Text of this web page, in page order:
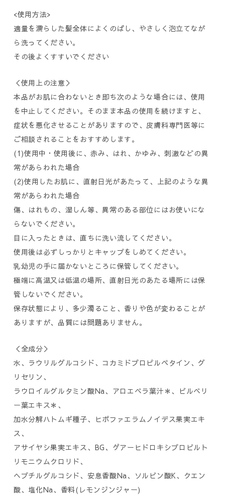
<使用方法>
適量を濡らした髪全体によくのばし、やさしく泡立てなが
ら洗ってください。
その後よくすすいでください
＜使用上の注意＞
本品がお肌に合わないとき即ち次のような場合には、使用
を中止してください。そのまま本品の使用を続けますと、
症状を悪化させることがありますので、皮膚科専門医等に
ご相談されることをおすすめします。
(1)使用中・使用後に、赤み、はれ、かゆみ、刺激などの異
常があらわれた場合
(2)使用したお肌に、直射日光があたって、上記のような異
常があらわれた場合
傷、はれもの、湿しん等、異常のある部位にはお使いにな
らないでください。
目に入ったときは、直ちに洗い流してください。
使用後は必ずしっかりとキャップをしめてください。
乳幼児の手に届かないところに保管してください。
極端に高温又は低温の場所、直射日光のあたる場所には保
管しないでください。
保存状態により、多少濁ること、香りや色が変わることが
ありますが、品質には問題ありません。
＜全成分＞
水、ラウリルグルコシド、コカミドプロピルペタイン、グ
リセリン、
ラウロイルグルタミン酸Na、アロエベラ葉汁＊、ビルベリ
ー葉エキス＊、
加水分解ハトムギ種子、ヒポファエラムノイデス果実エキ
ス、
アサイヤシ果実エキス、BG、ゲアーヒドロキシプロビルト
リモニウムクロリド、
ヘプチルグルコシド、安息香酸Na、ソルビン酸K、クエン
酸、塩化Na、香料(レモンジンジャー)